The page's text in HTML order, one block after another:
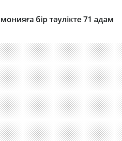
бір тәулікте 71 адам